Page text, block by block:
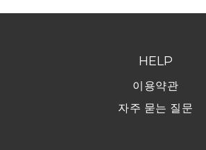
HELP
이용약관
자주 묻는 질문